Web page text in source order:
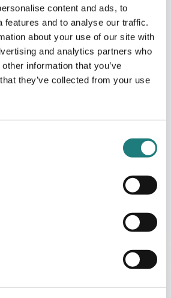
content and ads, to
features and to analyse our traffic.
about your use of our site with
and analytics partners who
information that you’ve
they’ve collected from your use